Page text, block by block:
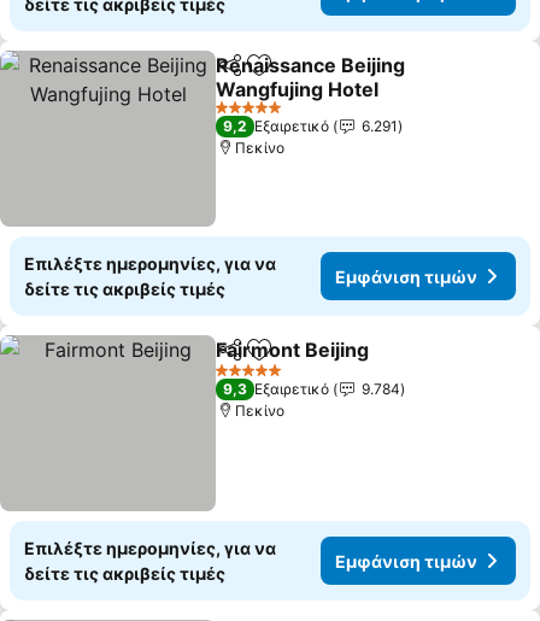
δείτε τις ακριβείς τιμές
Κοινοποίηση
Προσθήκη στα αγαπημένα
Renaissance Beijing
Wangfujing Hotel
5 Αστέρια
9,2 Εξαιρετικό
6.291
Πεκίνο
Επιλέξτε ημερομηνίες, για να
δείτε τις ακριβείς τιμές
Εμφάνιση τιμών
Κοινοποίηση
Προσθήκη στα αγαπημένα
Fairmont Beijing
5 Αστέρια
9,3 Εξαιρετικό
9.784
Πεκίνο
Επιλέξτε ημερομηνίες, για να
δείτε τις ακριβείς τιμές
Εμφάνιση τιμών